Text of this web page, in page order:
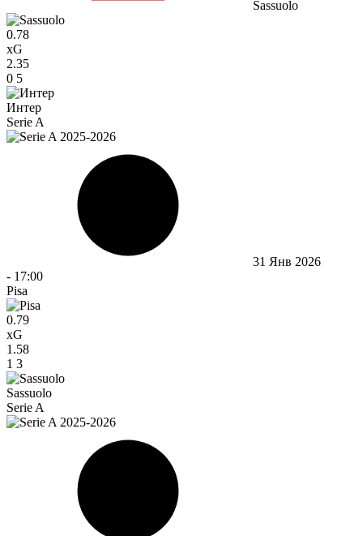
Sassuolo
0.78
xG
2.35
0 5
Интер
Serie A
31 Янв 2026
- 17:00
Pisa
0.79
xG
1.58
1 3
Sassuolo
Serie A